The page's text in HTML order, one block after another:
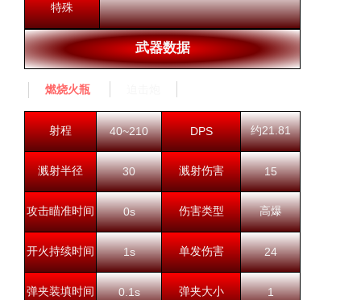
特殊
武器数据
燃烧火瓶
射程 40~210 DPS 约21.81
溅射半径 30 溅射伤害 15
攻击瞄准时间 0s 伤害类型 高爆
开火持续时间 1s 单发伤害 24
弹夹装填时间 0.1s 弹夹大小 1